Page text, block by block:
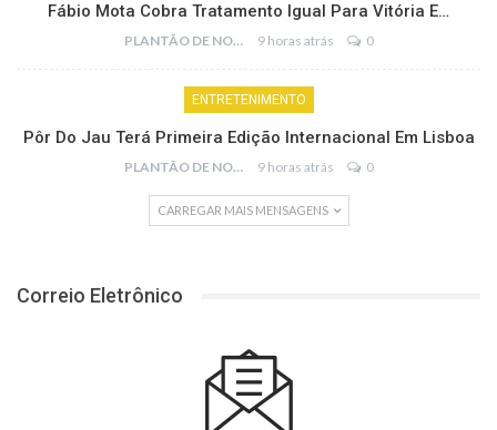
Fábio Mota Cobra Tratamento Igual Para Vitória E…
PLANTÃO DE NOTÍCIAS 9 horas atrás 0
ENTRETENIMENTO
Pôr Do Jau Terá Primeira Edição Internacional Em Lisboa
PLANTÃO DE NOTÍCIAS 9 horas atrás 0
CARREGAR MAIS MENSAGENS
Correio Eletrônico